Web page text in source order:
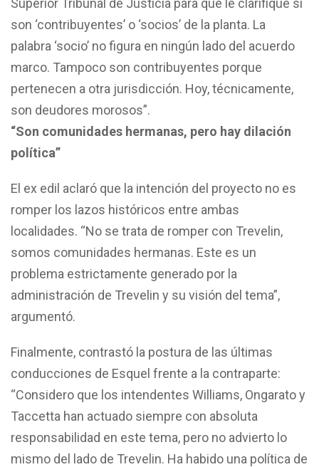
Superior Tribunal de Justicia para que le clarifique si
son ‘contribuyentes’ o ‘socios’ de la planta. La
palabra ‘socio’ no figura en ningún lado del acuerdo
marco. Tampoco son contribuyentes porque
pertenecen a otra jurisdicción. Hoy, técnicamente,
son deudores morosos”.
“Son comunidades hermanas, pero hay dilación
política”
El ex edil aclaró que la intención del proyecto no es
romper los lazos históricos entre ambas
localidades. “No se trata de romper con Trevelin,
somos comunidades hermanas. Este es un
problema estrictamente generado por la
administración de Trevelin y su visión del tema”,
argumentó.
Finalmente, contrastó la postura de las últimas
conducciones de Esquel frente a la contraparte:
“Considero que los intendentes Williams, Ongarato y
Taccetta han actuado siempre con absoluta
responsabilidad en este tema, pero no advierto lo
mismo del lado de Trevelin. Ha habido una política de